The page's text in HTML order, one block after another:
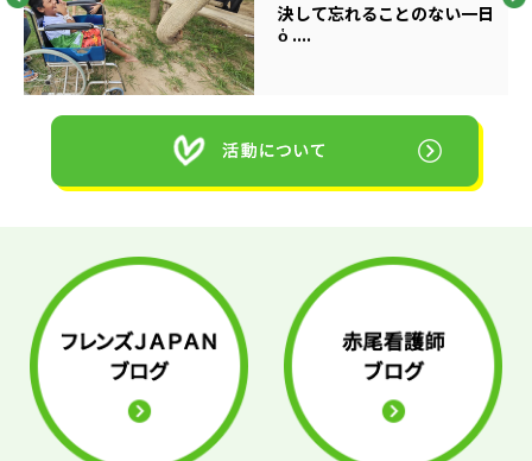
決して忘れることのない一日
ὁ ....